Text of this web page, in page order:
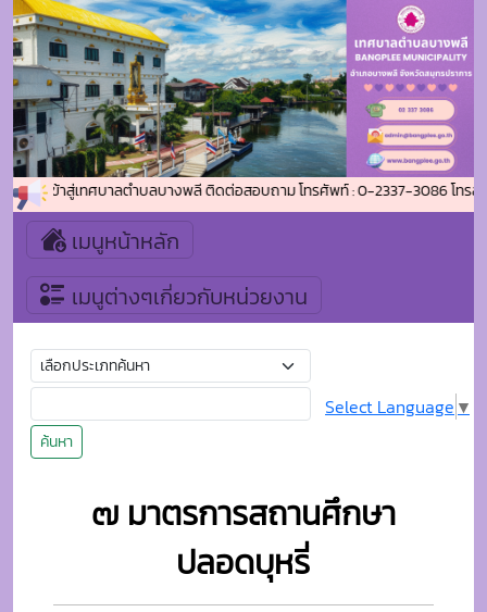
นรับเข้าสู่เทศบาลตำบลบางพลี ติดต่อสอบถาม โทรศัพท์ : 0-2337-3086 โทรสา
เมนูหน้าหลัก
เมนูต่างๆเกี่ยวกับหน่วยงาน
ค้นหา
Select Language ▼
๗ มาตรการสถานศึกษา
ปลอดบุหรี่